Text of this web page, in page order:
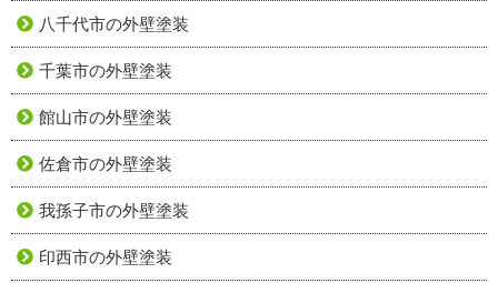
八千代市の外壁塗装
千葉市の外壁塗装
館山市の外壁塗装
佐倉市の外壁塗装
我孫子市の外壁塗装
印西市の外壁塗装